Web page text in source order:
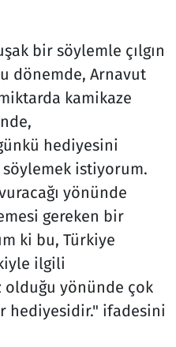
bir söylemle çılgın
dönemde, Arnavut
kamikaze
hediyesini
istiyorum.
yönünde
gereken bir
ki bu, Türkiye
ilgili
yönünde çok
hediyesidir." ifadesini